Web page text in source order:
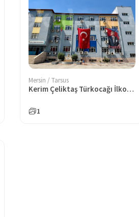
Mersin / Tarsus
Kerim Çeliktaş Türkocağı İlkokulu
1